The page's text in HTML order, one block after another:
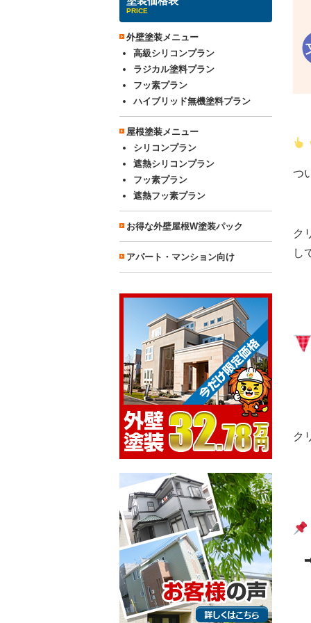
つ
ク
し
ク
➡
PRICE
外壁塗装メニュー
高級シリコンプラン
ラジカル塗料プラン
フッ素プラン
ハイブリッド無機塗料プラン
屋根塗装メニュー
シリコンプラン
遮熱シリコンプラン
フッ素プラン
遮熱フッ素プラン
お得な外壁屋根W塗装パック
アパート・マンション向け